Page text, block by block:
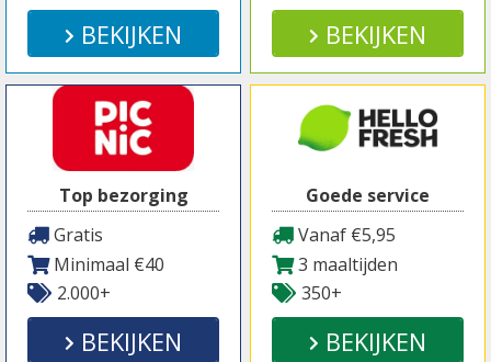
BEKIJKEN BEKIJKEN
Top bezorging
Gratis
Minimaal €40
2.000+
BEKIJKEN
Goede service
Vanaf €5,95
3 maaltijden
350+
BEKIJKEN